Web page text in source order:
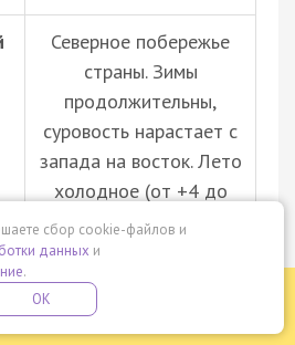
Северное побережье
страны. Зимы
продолжительны,
суровость нарастает с
запада на восток. Лето
холодное (от +4 до
+14 °C на юге). Осадки
часты, но в небольших
количествах, максимум
— летом. Годовая
сумма осадков — 200–
школа
С ПОЛЬЗОЙ
сбор cookie-файлов и
данных и
.
OK